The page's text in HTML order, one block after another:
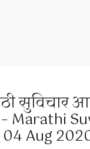
सुविचार
Marathi
Aug